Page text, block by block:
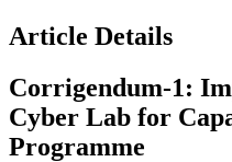
Article Details
Corrigendum-1:
Cyber Lab for
Programme